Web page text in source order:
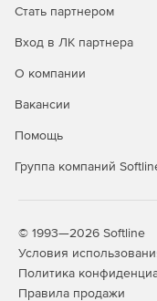
Операционная
Tiger или 10.5
Стать партнером
Вход в ЛК партнера
О компании
Вакансии
Помощь
Группа компаний
© 1993—2026 Softline
Условия
Политика
Правила продажи